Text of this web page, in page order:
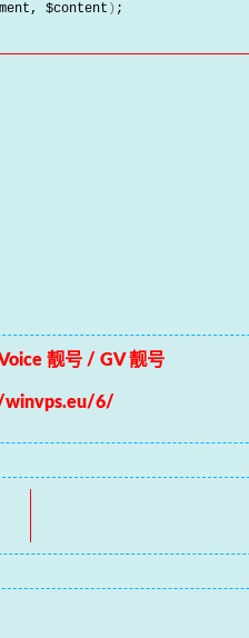
$content ) ;
靓号 / GV 靓号
winvps.eu/6/